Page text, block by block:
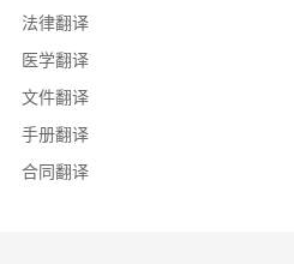
法律翻译
医学翻译
文件翻译
手册翻译
合同翻译